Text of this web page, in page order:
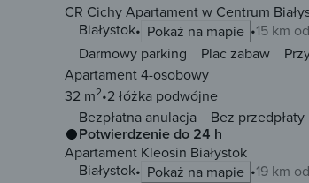
CR Cichy Apartament w Centrum
Białystok
Pokaż na mapie 15 km
Darmowy parking Plac zabaw
Apartament 4-osobowy
32 m2 2 łóżka podwójne
Bezpłatna anulacja
Bez przedpłaty
Potwierdzenie do 24 h
Apartament Kleosin Białystok
Białystok
Pokaż na mapie
19 km